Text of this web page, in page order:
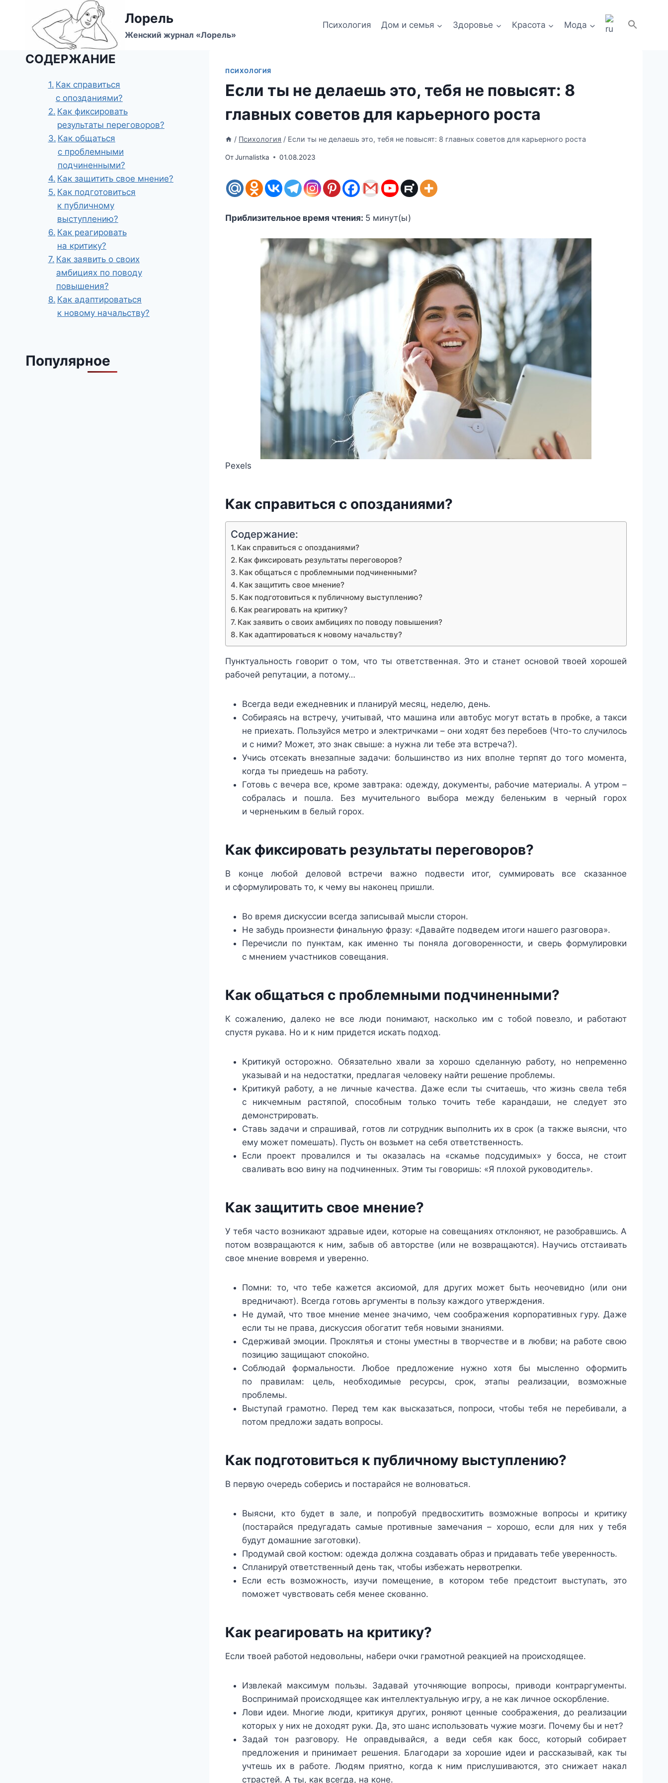
содержимому
Лорель
Женский журнал «Лорель»
Психология Дом и семья Здоровье Красота Мода
ПСИХОЛОГИЯ
Если ты не делаешь это, тебя не повысят: 8
главных советов для карьерного роста
/ Психология / Если ты не делаешь это, тебя не повысят: 8 главных советов для карьерного роста
ОтJurnalistka 01.08.2023
Приблизительное время чтения: 5 минут(ы)
Pexels
Как справиться с опозданиями?
Содержание:
Как справиться с опозданиями?
Как фиксировать результаты переговоров?
Как общаться с проблемными подчиненными?
Как защитить свое мнение?
Как подготовиться к публичному выступлению?
Как реагировать на критику?
Как заявить о своих амбициях по поводу повышения?
Как адаптироваться к новому начальству?
Пунктуальность говорит о том, что ты ответственная. Это и станет основой твоей хорошей
рабочей репутации, а потому…
Всегда веди ежедневник и планируй месяц, неделю, день.
Собираясь на встречу, учитывай, что машина или автобус могут встать в пробке, а такси
не приехать. Пользуйся метро и электричками – они ходят без перебоев (Что-то случилось
и с ними? Может, это знак свыше: а нужна ли тебе эта встреча?).
Учись отсекать внезапные задачи: большинство из них вполне терпят до того момента,
когда ты приедешь на работу.
Готовь с вечера все, кроме завтрака: одежду, документы, рабочие материалы. А утром –
собралась и пошла. Без мучительного выбора между беленьким в черный горох
и черненьким в белый горох.
Как фиксировать результаты переговоров?
В конце любой деловой встречи важно подвести итог, суммировать все сказанное
и сформулировать то, к чему вы наконец пришли.
Во время дискуссии всегда записывай мысли сторон.
Не забудь произнести финальную фразу: «Давайте подведем итоги нашего разговора».
Перечисли по пунктам, как именно ты поняла договоренности, и сверь формулировки
с мнением участников совещания.
Как общаться с проблемными подчиненными?
К сожалению, далеко не все люди понимают, насколько им с тобой повезло, и работают
спустя рукава. Но и к ним придется искать подход.
Критикуй осторожно. Обязательно хвали за хорошо сделанную работу, но непременно
указывай и на недостатки, предлагая человеку найти решение проблемы.
Критикуй работу, а не личные качества. Даже если ты считаешь, что жизнь свела тебя
с никчемным растяпой, способным только точить тебе карандаши, не следует это
демонстрировать.
Ставь задачи и спрашивай, готов ли сотрудник выполнить их в срок (а также выясни, что
ему может помешать). Пусть он возьмет на себя ответственность.
Если проект провалился и ты оказалась на «скамье подсудимых» у босса, не стоит
сваливать всю вину на подчиненных. Этим ты говоришь: «Я плохой руководитель».
Как защитить свое мнение?
У тебя часто возникают здравые идеи, которые на совещаниях отклоняют, не разобравшись. А
потом возвращаются к ним, забыв об авторстве (или не возвращаются). Научись отстаивать
свое мнение вовремя и уверенно.
Помни: то, что тебе кажется аксиомой, для других может быть неочевидно (или они
вредничают). Всегда готовь аргументы в пользу каждого утверждения.
Не думай, что твое мнение менее значимо, чем соображения корпоративных гуру. Даже
если ты не права, дискуссия обогатит тебя новыми знаниями.
Сдерживай эмоции. Проклятья и стоны уместны в творчестве и в любви; на работе свою
позицию защищают спокойно.
Соблюдай формальности. Любое предложение нужно хотя бы мысленно оформить
по правилам: цель, необходимые ресурсы, срок, этапы реализации, возможные
проблемы.
Выступай грамотно. Перед тем как высказаться, попроси, чтобы тебя не перебивали, а
потом предложи задать вопросы.
Как подготовиться к публичному выступлению?
В первую очередь соберись и постарайся не волноваться.
Выясни, кто будет в зале, и попробуй предвосхитить возможные вопросы и критику
(постарайся предугадать самые противные замечания – хорошо, если для них у тебя
будут домашние заготовки).
Продумай свой костюм: одежда должна создавать образ и придавать тебе уверенность.
Спланируй ответственный день так, чтобы избежать нервотрепки.
Если есть возможность, изучи помещение, в котором тебе предстоит выступать, это
поможет чувствовать себя менее скованно.
Как реагировать на критику?
Если твоей работой недовольны, набери очки грамотной реакцией на происходящее.
Извлекай максимум пользы. Задавай уточняющие вопросы, приводи контраргументы.
Воспринимай происходящее как интеллектуальную игру, а не как личное оскорбление.
Лови идеи. Многие люди, критикуя других, роняют ценные соображения, до реализации
которых у них не доходят руки. Да, это шанс использовать чужие мозги. Почему бы и нет?
Задай тон разговору. Не оправдывайся, а веди себя как босс, который собирает
предложения и принимает решения. Благодари за хорошие идеи и рассказывай, как ты
учтешь их в работе. Людям приятно, когда к ним прислушиваются, это снижает накал
страстей. А ты, как всегда, на коне.
СОДЕРЖАНИЕ
Как справиться
с опозданиями?
Как фиксировать
результаты переговоров?
Как общаться
с проблемными
подчиненными?
Как защитить свое мнение?
Как подготовиться
к публичному
выступлению?
Как реагировать
на критику?
Как заявить о своих
амбициях по поводу
повышения?
Как адаптироваться
к новому начальству?
Популярное